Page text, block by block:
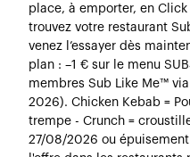
place, à emporter, en
trouvez votre restaurant
venez l’essayer dès
plan : –1 € sur le menu
membres Sub Like Me™
2026). Chicken Kebab =
trempe - Crunch =
27/08/2026 ou